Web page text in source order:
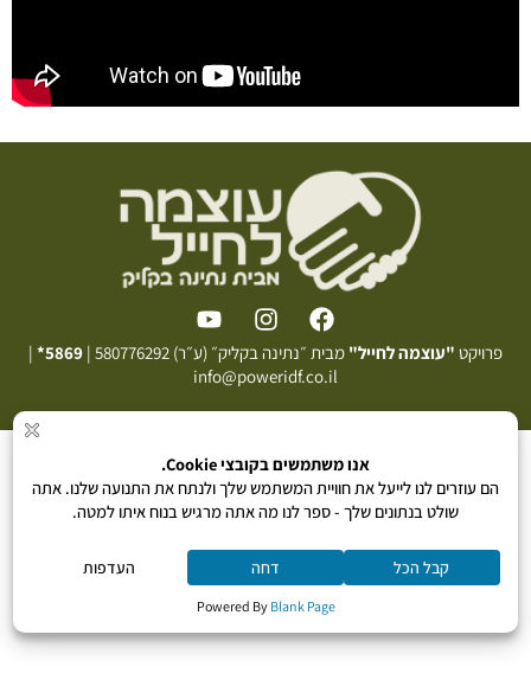
פרויקט "עוצמה לחייל" מבית ״נתינה בקליק״ (ע״ר) 580776292 | 5869*
|
info@poweridf.co.il
תקנון תרומה| מדיניות פרטיות